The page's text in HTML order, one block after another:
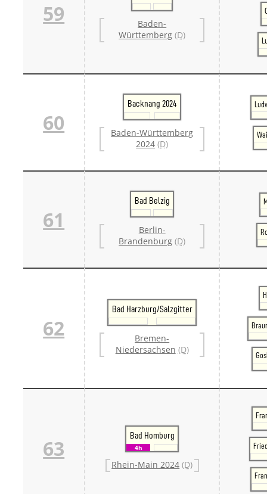
59
Baden-
Württemberg (D)
60
Backnang 2024
Baden-Württemberg
2024 (D)
61
Bad Belzig
Berlin-
Brandenburg (D)
62
Bad Harzburg/Salzgitter
Bremen-
Niedersachsen (D)
63
Bad Homburg
4h
Rhein-Main 2024 (D)